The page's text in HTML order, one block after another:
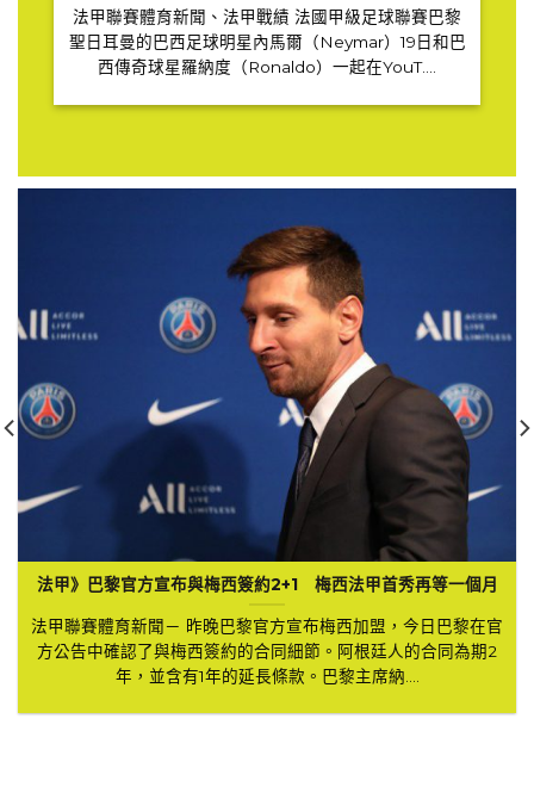
法甲聯賽體育新聞、法甲戰績 法國甲級足球聯賽巴黎
聖日耳曼的巴西足球明星內馬爾（Neymar）19日和巴
西傳奇球星羅納度（Ronaldo）一起在YouT....
法甲》巴黎官方宣布與梅西簽約2+1 梅西法甲首秀再等一個月
法甲聯賽體育新聞－ 昨晚巴黎官方宣布梅西加盟，今日巴黎在官
方公告中確認了與梅西簽約的合同細節。阿根廷人的合同為期2
年，並含有1年的延長條款。巴黎主席納....